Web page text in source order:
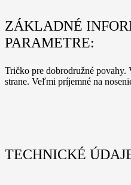
ZÁKLADNÉ
PARAMETRE:
Tričko pre dobrodružné povahy.
strane. Veľmi príjemné na
TECHNICKÉ